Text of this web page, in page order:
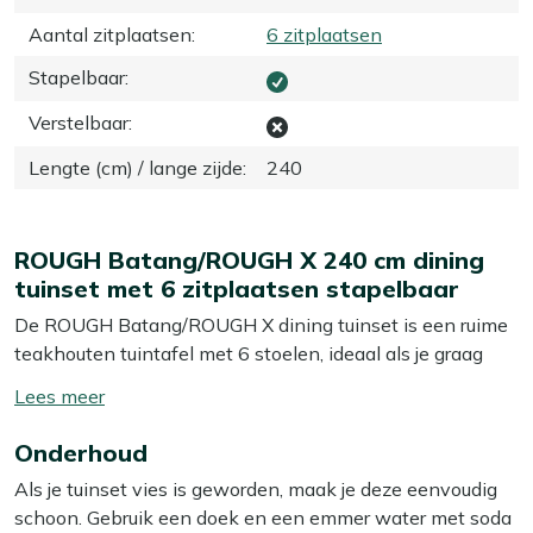
Aantal zitplaatsen:
6 zitplaatsen
Stapelbaar:
Verstelbaar:
Lengte (cm) / lange zijde: 240
ROUGH Batang/ROUGH X 240 cm dining
tuinset met 6 zitplaatsen stapelbaar
De ROUGH Batang/ROUGH X dining tuinset is een ruime
teakhouten tuintafel met 6 stoelen, ideaal als je graag
tafel van 240 cm geeft je lekker veel ruimte voor schalen
ogen en comfortabel zitten. De stoelen zijn stapelbaar,
dus als je een keer extra ruimte nodig hebt op je terras,
stapel je ze zo aan de kant. Dankzij het sterke teakhout
Toon/verberg
meer
Onderhoud
Als je tuinset vies is geworden, maak je deze eenvoudig
schoon. Gebruik een doek en een emmer water met soda